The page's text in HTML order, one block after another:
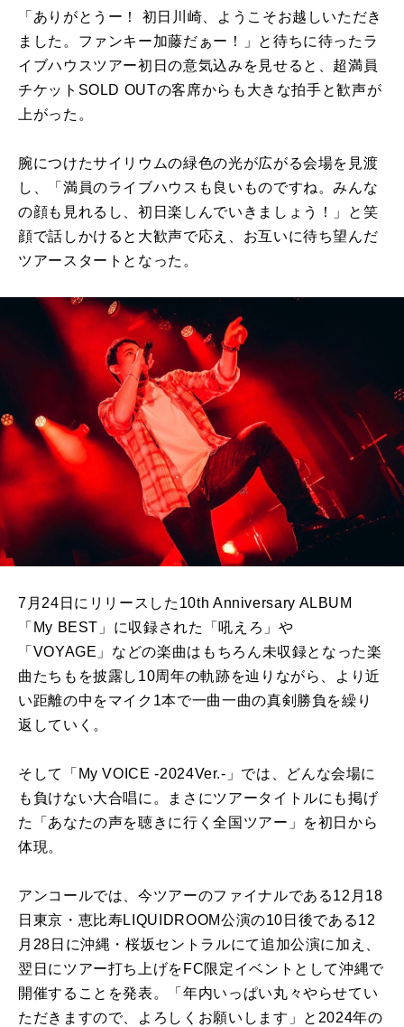
「ありがとうー！ 初日川崎、ようこそお越しいただき
ました。ファンキー加藤だぁー！」と待ちに待ったラ
イブハウスツアー初日の意気込みを見せると、超満員
チケットSOLD OUTの客席からも大きな拍手と歓声が
上がった。
腕につけたサイリウムの緑色の光が広がる会場を見渡
し、「満員のライブハウスも良いものですね。みんな
の顔も見れるし、初日楽しんでいきましょう！」と笑
顔で話しかけると大歓声で応え、お互いに待ち望んだ
ツアースタートとなった。
7月24日にリリースした10th Anniversary ALBUM
「My BEST」に収録された「吼えろ」や
「VOYAGE」などの楽曲はもちろん未収録となった楽
曲たちもを披露し10周年の軌跡を辿りながら、より近
い距離の中をマイク1本で一曲一曲の真剣勝負を繰り
返していく。
そして「My VOICE -2024Ver.-」では、どんな会場に
も負けない大合唱に。まさにツアータイトルにも掲げ
た「あなたの声を聴きに行く全国ツアー」を初日から
体現。
アンコールでは、今ツアーのファイナルである12月18
日東京・恵比寿LIQUIDROOM公演の10日後である12
月28日に沖縄・桜坂セントラルにて追加公演に加え、
翌日にツアー打ち上げをFC限定イベントとして沖縄で
開催することを発表。「年内いっぱい丸々やらせてい
ただきますので、よろしくお願いします」と2024年の